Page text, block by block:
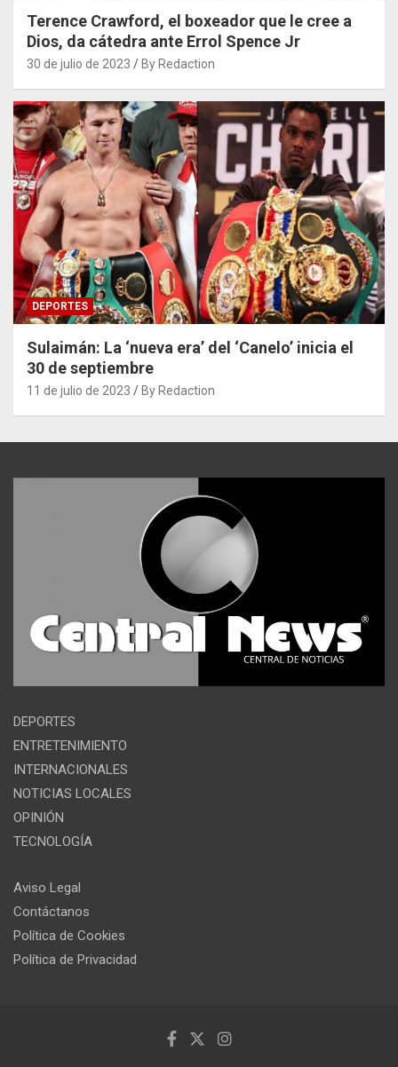
Terence Crawford, el boxeador que le cree a
Dios, da cátedra ante Errol Spence Jr
30 de julio de 2023 By Redaction
DEPORTES
Sulaimán: La ‘nueva era’ del ‘Canelo’ inicia el
30 de septiembre
11 de julio de 2023 By Redaction
DEPORTES
ENTRETENIMIENTO
INTERNACIONALES
NOTICIAS LOCALES
OPINIÓN
TECNOLOGÍA
Aviso Legal
Contáctanos
Política de Cookies
Política de Privacidad